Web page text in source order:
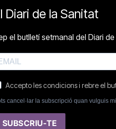
Diari de la Sanitat
el butlletí setmanal del Diari
Accepto les condicions i rebre el
cancel·lar la subscripció quan vulguis
SUBSCRIU-TE